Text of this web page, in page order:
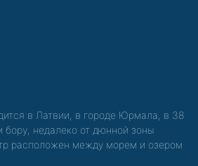
в Латвии, в городе Юрмала, в 38
бору, недалеко от дюнной зоны
расположен между морем и озером